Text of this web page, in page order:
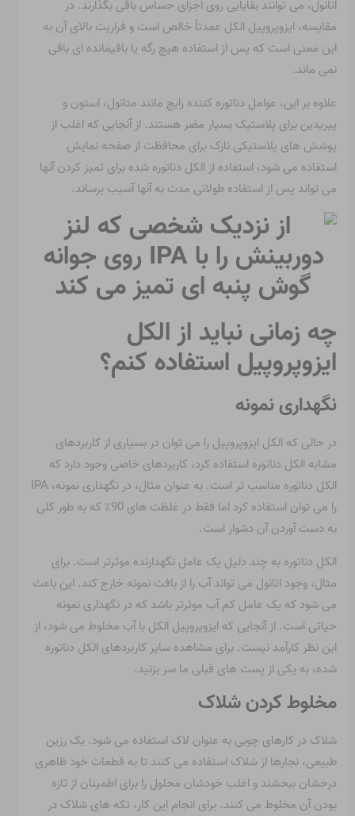
اتانول، می توانند بقایایی روی اجزای حساس باقی بگذارند. در
مقایسه، ایزوپروپیل الکل عمدتاً خالص است و فراریت بالای آن به
این معنی است که پس از استفاده هیچ رگه یا باقیمانده ای باقی
نمی ماند.
علاوه بر این، عوامل دناتوره کننده رایج مانند متانول، استون و
پیریدین برای پلاستیک بسیار مضر هستند. از آنجایی که اغلب از
پوشش های پلاستیکی نازک برای محافظت از صفحه نمایش
استفاده می شود، استفاده از الکل دناتوره شده برای تمیز کردن آنها
می تواند پس از استفاده طولانی مدت به آنها آسیب برساند.
چه زمانی نباید از الکل
ایزوپروپیل استفاده کنم؟
نگهداری نمونه
در حالی که الکل ایزوپروپیل را می توان در بسیاری از کاربردهای
مشابه الکل دناتوره استفاده کرد، کاربردهای خاصی وجود دارد که
الکل دناتوره مناسب تر است. به عنوان مثال، در نگهداری نمونه، IPA
را می توان استفاده کرد اما فقط در غلظت های 90٪ که به طور کلی
به دست آوردن آن دشوار است.
الکل دناتوره به چند دلیل یک عامل نگهدارنده موثرتر است. برای
مثال، وجود اتانول می تواند آب را از بافت نمونه خارج کند. این باعث
می شود که یک عامل کم آب موثرتر باشد که در نگهداری نمونه
حیاتی است. از آنجایی که ایزوپروپیل الکل با آب مخلوط می شود، از
این نظر کارآمد نیست. برای مشاهده سایر کاربردهای الکل دناتوره
شده، به یکی از پست های قبلی ما سر بزنید.
مخلوط کردن شلاک
شلاک در کارهای چوبی به عنوان لاک استفاده می شود. یک رزین
طبیعی، نجارها از شلاک استفاده می کنند تا به قطعات خود ظاهری
درخشان ببخشند و اغلب خودشان محلول را برای اطمینان از تازه
بودن آن مخلوط می کنند. برای انجام این کار، تکه های شلاک در